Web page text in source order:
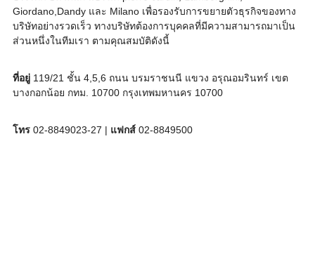
Giordano,Dandy และ Milano เพื่อรองรับการขยายตัวธุรกิจของทาง
บริษัทอย่างรวดเร็ว ทางบริษัทต้องการบุคคลที่มีความสามารถมาเป็น
ส่วนหนึ่งในทีมเรา ตามคุณสมบัติดังนี้
ที่อยู่119/21 ชั้น 4,5,6 ถนน บรมราชนนี แขวง อรุณอมรินทร์ เขต
บางกอกน้อย กทม. 10700 กรุงเทพมหานคร 10700
โทร02-8849023-27 | แฟกส์02-8849500